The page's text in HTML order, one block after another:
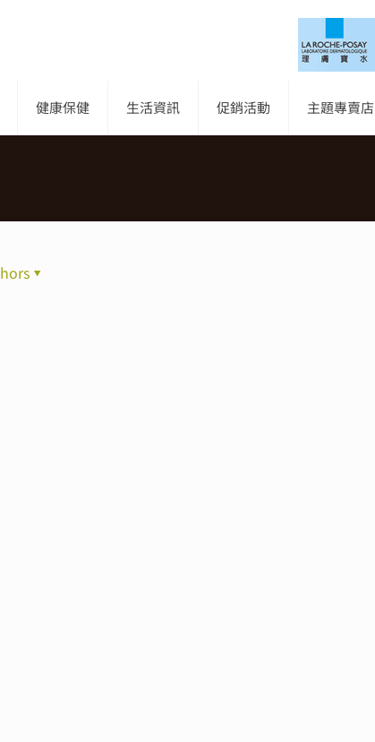
健康保健 生活資訊 促銷活動 主題專賣店